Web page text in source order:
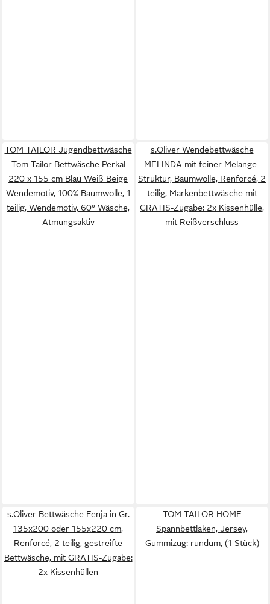
TOM TAILOR Jugendbettwäsche
Tom Tailor Bettwäsche Perkal
220 x 155 cm Blau Weiß Beige
Wendemotiv, 100% Baumwolle, 1
teilig, Wendemotiv, 60° Wäsche,
Atmungsaktiv
s.Oliver Wendebettwäsche
MELINDA mit feiner Melange-
Struktur, Baumwolle, Renforcé, 2
teilig, Markenbettwäsche mit
GRATIS-Zugabe: 2x Kissenhülle,
mit Reißverschluss
s.Oliver Bettwäsche Fenja in Gr.
135x200 oder 155x220 cm,
Renforcé, 2 teilig, gestreifte
Bettwäsche, mit GRATIS-Zugabe:
2x Kissenhüllen
TOM TAILOR HOME
Spannbettlaken, Jersey,
Gummizug: rundum, (1 Stück)